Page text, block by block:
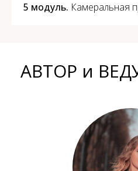
5 модуль. Камеральная
АВТОР и